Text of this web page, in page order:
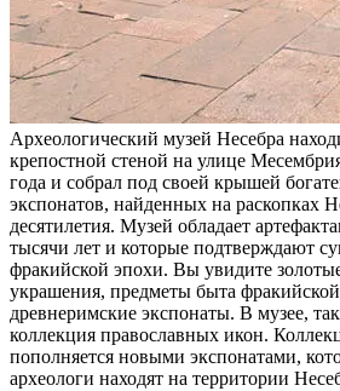
Археологический музей Несебра
крепостной стеной на улице
года и собрал под своей крышей
экспонатов, найденных на раскопках
десятилетия. Музей обладает
тысячи лет и которые подтверждают
фракийской эпохи. Вы увидите
украшения, предметы быта
древнеримские экспонаты. В музее,
коллекция православных икон.
пополняется новыми экспонатами,
археологи находят на территории